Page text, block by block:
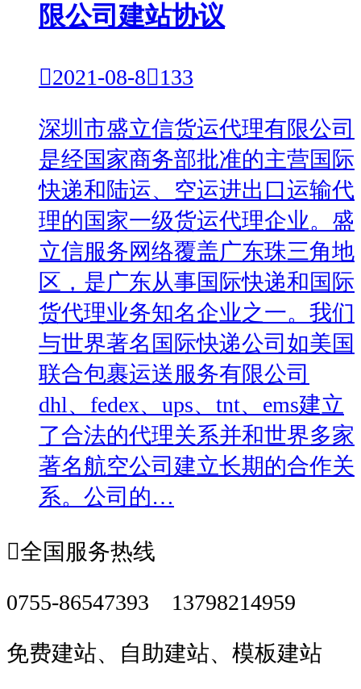
限公司建站协议
2021-08-8133
深圳市盛立信货运代理有限公司
是经国家商务部批准的主营国际
快递和陆运、空运进出口运输代
理的国家一级货运代理企业。盛
立信服务网络覆盖广东珠三角地
区，是广东从事国际快递和国际
货代理业务知名企业之一。我们
与世界著名国际快递公司如美国
联合包裹运送服务有限公司
dhl、fedex、ups、tnt、ems建立
了合法的代理关系并和世界多家
著名航空公司建立长期的合作关
系。公司的…
全国服务热线
0755-86547393 13798214959
免费建站、自助建站、模板建站